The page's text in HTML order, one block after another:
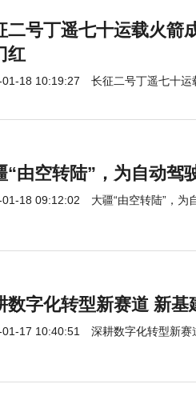
二号丁遥七十运载火箭
红
01-18 10:19:27 长征二号丁遥七十
“由空转陆”，为自动驾
01-18 09:12:02 大疆“由空转陆”，为
数字化转型新赛道 新基
17 10:40:51 深耕数字化转型新